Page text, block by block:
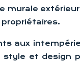
murale
aux
et design